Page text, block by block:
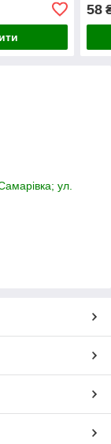
58
ул.